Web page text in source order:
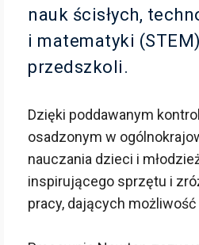
nauk ścisłych,
i matematyki
przedszkoli.
Dzięki poddawanym
osadzonym w
nauczania dzieci i
inspirującego sprzętu i
pracy, dających